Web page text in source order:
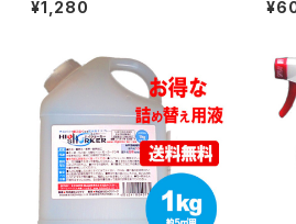
0.5㎡用）
¥1,280